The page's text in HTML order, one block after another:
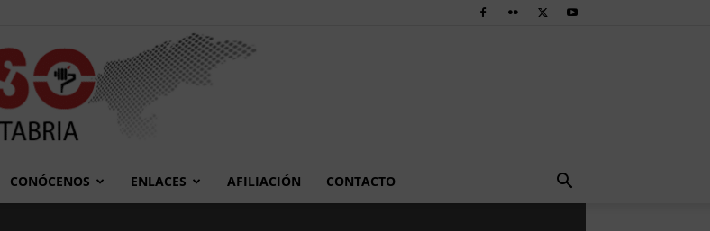
CONÓCENOS ENLACES AFILIACIÓN CONTACTO